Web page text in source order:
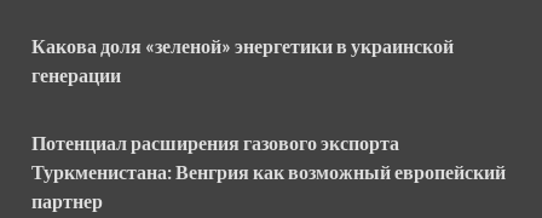
Какова доля «зеленой» энергетики в украинской
генерации
Потенциал расширения газового экспорта
Туркменистана: Венгрия как возможный европейский
партнер